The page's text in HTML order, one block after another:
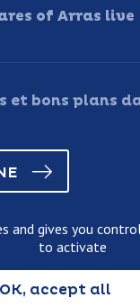
of Arras live
et bons plans
data usage policy
and gives you
to activate
OK, accept all